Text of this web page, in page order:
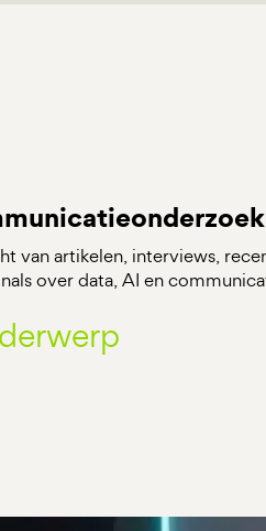
van artikelen, interviews,
over data, AI en